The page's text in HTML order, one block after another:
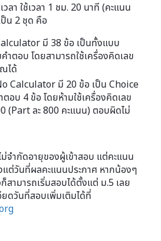
วลา ใช้เวลา 1 ชม. 20 นาที (คะแนน
น 2 ชุด คือ
มี 38 ข้อ เป็นทั้งแบบ
ำตอบ โดยสามารถใช้เครื่องคิดเลข
ได้
Calculator มี 20 ข้อ เป็น Choice
ตอบ 4 ข้อ โดยห้ามใช้เครื่องคิดเลข
(Part ละ 800 คะแนน) ตอบผิดไม่
ำกัดอายุของผู้เข้าสอบ แต่คะแนน
ต่วันที่ผลคะแนนประกาศ หากน้องๆ
ามารถเริ่มสอบได้ตั้งแต่ ม.5 เลย
ยดวันที่สอบเพิ่มเติมได้ที่